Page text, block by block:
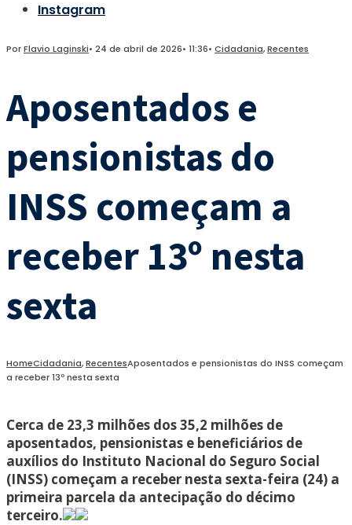
Instagram
PorFlavio Laginski• 24 de abril de 2026• 11:36• Cidadania,Recentes
Aposentados e
pensionistas do
INSS começam a
receber 13º nesta
sexta
HomeCidadania,RecentesAposentados e pensionistas do INSS começam
a receber 13º nesta sexta
Cerca de 23,3 milhões dos 35,2 milhões de
aposentados, pensionistas e beneficiários de
auxílios do Instituto Nacional do Seguro Social
(INSS) começam a receber nesta sexta-feira (24) a
primeira parcela da antecipação do décimo
terceiro.